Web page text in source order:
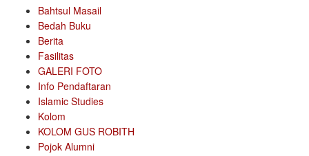
Bahtsul Masail
Bedah Buku
Berita
Fasilitas
GALERI FOTO
Info Pendaftaran
Islamic Studies
Kolom
KOLOM GUS ROBITH
Pojok Alumni